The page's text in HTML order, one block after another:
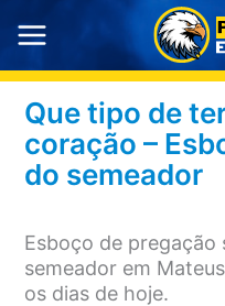
para
conteúdo
Que tipo de
coração –
do semeador
Esboço de pregação
semeador em
os dias de hoje.